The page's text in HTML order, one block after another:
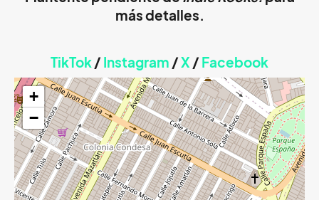
más detalles.
TikTok/ Instagram /X / Facebook
+
−